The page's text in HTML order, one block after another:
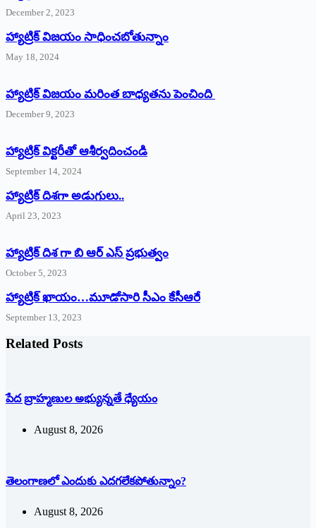
December 2, 2023
హ్యాట్రిక్‌ విజయం సాధించబోతున్నాం
May 18, 2024
హ్యాట్రిక్ విజయం మరింత బాధ్యతను పెంచింది
December 9, 2023
హ్యాట్రిక్‌ ‌విక్టరీతో ఆశీర్వదించండి
September 14, 2024
‌హ్యాట్రిక్‌ ‌దిశగా అడుగులు..
April 23, 2023
హ్యాట్రిక్ దిశ గా బి ఆర్ ఎస్ ప్రభుత్వం
October 5, 2023
హ్యాట్రిక్‌ ‌ఖాయం…మూడోసారి సీఎం కేసీఆరే
September 13, 2023
Related Posts
పేద బ్రాహ్మణుల అభ్యున్నతే ధ్యేయం
August 8, 2026
తెలంగాణలో ఎందుకు ఎదగలేకపోతున్నాం?
August 8, 2026